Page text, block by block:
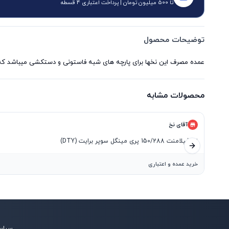
تا 500 میلیون تومان | پرداخت اعتباری 4 قسطه
توضیحات محصول
عمده مصرف این نخها برای پارچه های شبه فاستونی و دستکشی میباشد
محصولات مشابه
آقای نخ
نخ فیلامنت 150/288 پری مینگل سوپر برایت (DTY)
خرید عمده و اعتباری
اسلاید بعدی